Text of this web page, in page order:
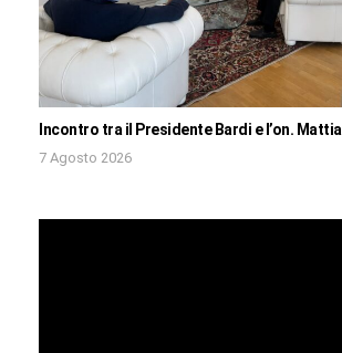
Incontro tra il Presidente Bardi e l’on. Mattia
7 Agosto 2026